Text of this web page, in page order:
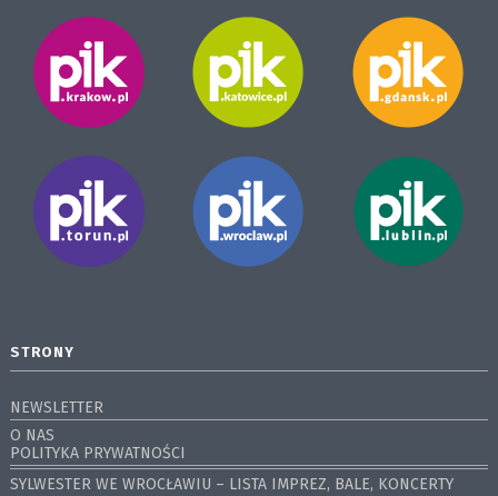
STRONY
NEWSLETTER
O NAS
POLITYKA PRYWATNOŚCI
SYLWESTER WE WROCŁAWIU – LISTA IMPREZ, BALE, KONCERTY